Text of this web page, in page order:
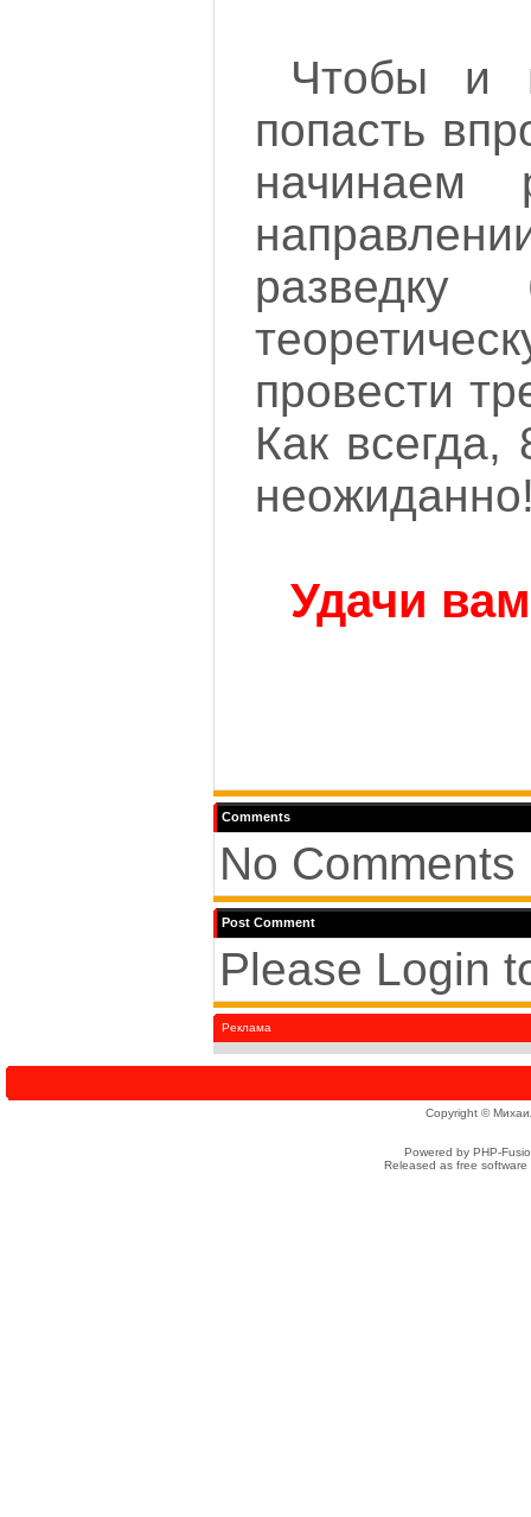
Чтобы и
попасть
начинаем
разведку
провести
Как всегда,
Удачи
Comments
No
Post Comment
Please Login
Реклама
Copyright ©
Powered by PHP-
Released as free